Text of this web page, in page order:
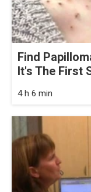
Find
It's The First
4 h 6 min